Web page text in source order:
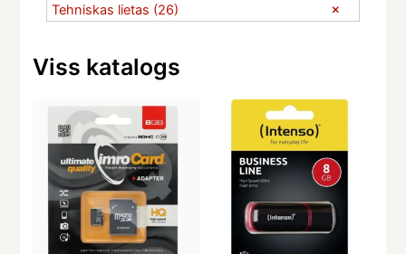
Tehniskas lietas (26)
Viss katalogs